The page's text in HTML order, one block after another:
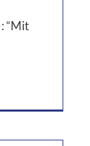
“Mit